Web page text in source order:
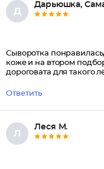
Д
Дарьюшка,
Сыворотка
коже и на втором
дороговата для такого
Ответить
Л
Леся М.